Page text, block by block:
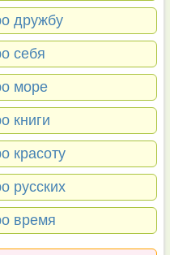
дружбу
себя
море
книги
красоту
русских
время